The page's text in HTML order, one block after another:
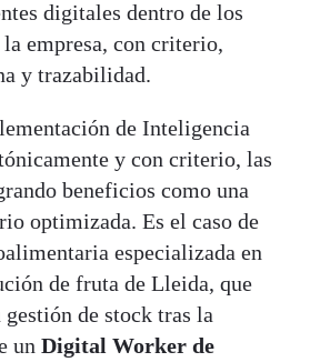
digitales dentro de los
la empresa, con criterio,
y trazabilidad.
de Inteligencia
y con criterio, las
beneficios como una
optimizada. Es el caso de
especializada en
de fruta de Lleida, que
de stock tras la
un Digital Worker de